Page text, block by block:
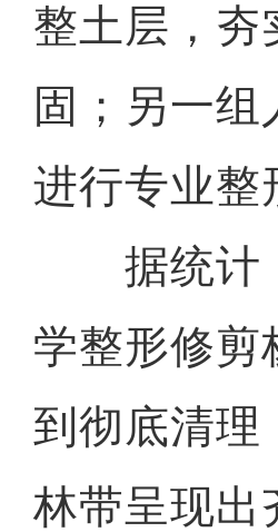
整土层，夯
固；另一
进行专业整
据统计，
学整形修剪
到彻底清理
林带呈现出